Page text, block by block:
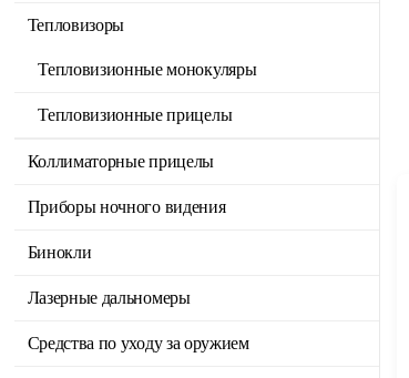
Тепловизоры
Тепловизионные монокуляры
Тепловизионные прицелы
Коллиматорные прицелы
Приборы ночного видения
Бинокли
Лазерные дальномеры
Средства по уходу за оружием